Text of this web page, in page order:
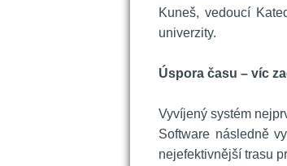
Kuneš, vedoucí
univerzity.
Úspora času – víc
Vyvíjený systém
Software následně
nejefektivnější trasu